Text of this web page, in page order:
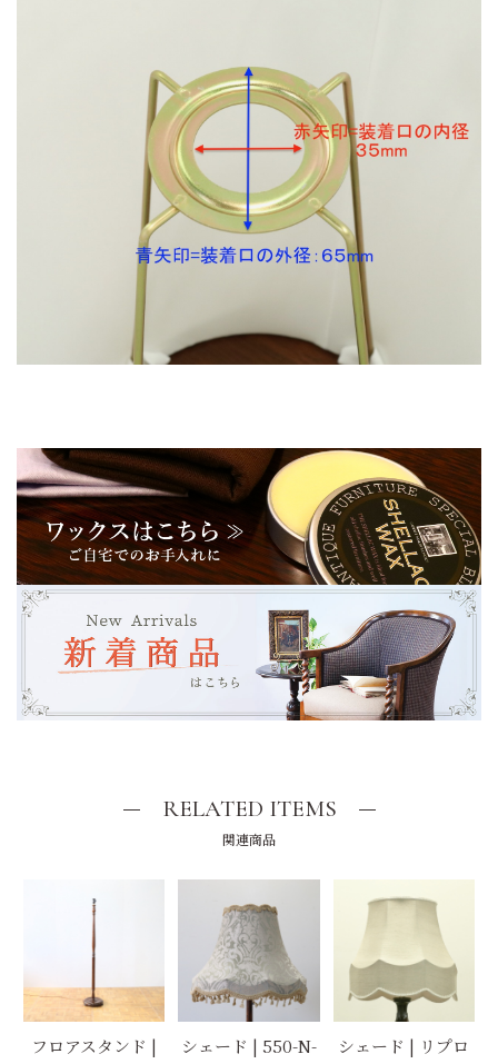
RELATED ITEMS
関連商品
フロアスタンド |
シェード | 550-N-
シェード | リプロ